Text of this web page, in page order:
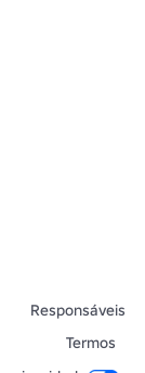
Responsáveis
Termos